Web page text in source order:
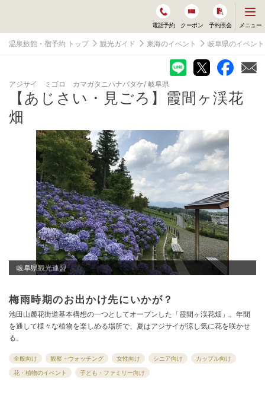
電話予約 クーポン 予約照会
ニ
ー
開
く
メニュー
温泉旅館・宿予約 トップ 観光ガイド 東海のイベント 岐阜県のイベント
アジサイ ミゴロ カマガタニハナバタケ 岐阜県
【あじさい・見ごろ】霞間ヶ渓花
畑
岐阜県観光連盟
梅雨時期のお出かけ先にいかが？
池田山麓花街道基本構想の一つとしてオープンした「霞間ヶ渓花畑」。年間
を通して様々な植物を楽しめる場所で、夏はアジサイが涼し気に花を咲かせ
る。
全般向け 観察・ウォッチング 女性向け シニア向け
カップル向け
花・植物のイベント
子ども・ファミリー向け